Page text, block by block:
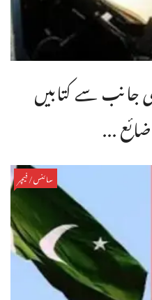
جانب سے کتابیں
...
سائنس/فیچر